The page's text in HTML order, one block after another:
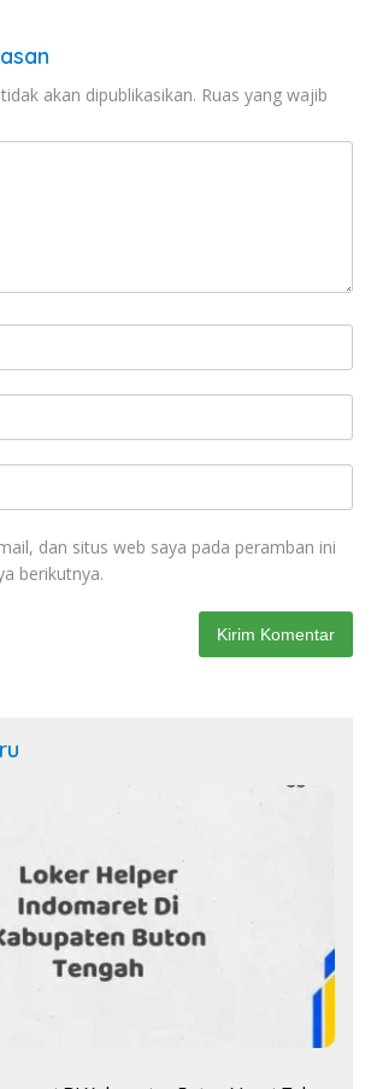
akan dipublikasikan. Ruas yang wajib
dan situs web saya pada peramban ini
berikutnya.